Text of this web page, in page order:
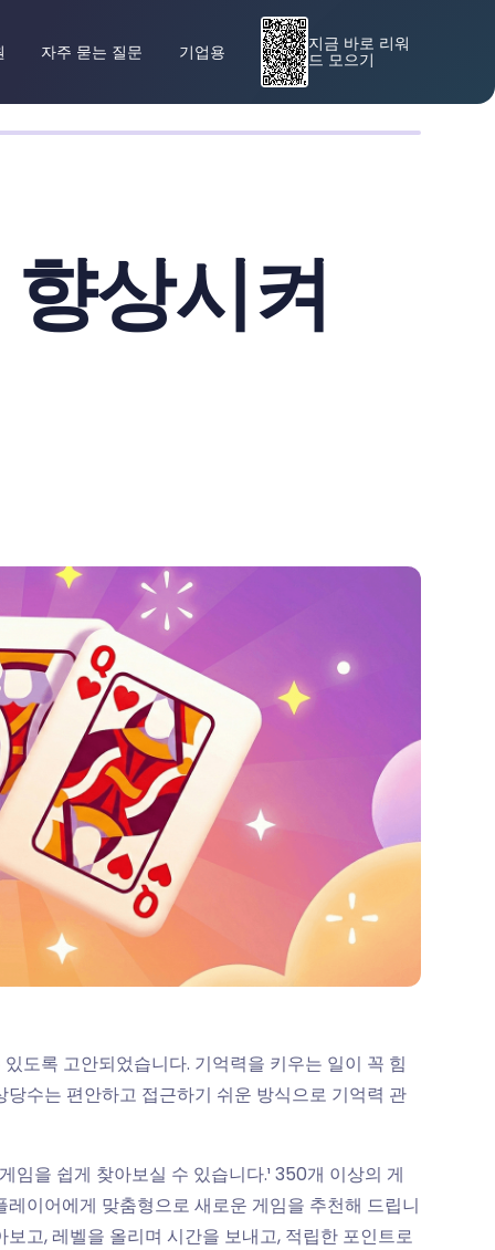
자주 묻는 질문 기업용 지금 바로 리워
드 모으기
상시켜
도록 고안되었습니다. 기억력을 키우는 일이 꼭 힘
수는 편안하고 접근하기 쉬운 방식으로 기억력 관
을 쉽게 찾아보실 수 있습니다.¹ 350개 이상의 게
이어에게 맞춤형으로 새로운 게임을 추천해 드립니
고, 레벨을 올리며 시간을 보내고, 적립한 포인트로